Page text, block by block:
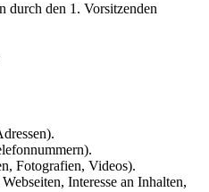
durch den 1. Vorsitzenden
Fotografien, Videos).
Interesse an Inhalten,